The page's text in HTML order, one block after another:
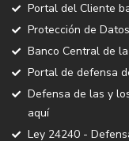
Portal del Cliente
Protección de
Banco Central de
Portal de defensa
Defensa de las y
aquí
Ley 24240 -